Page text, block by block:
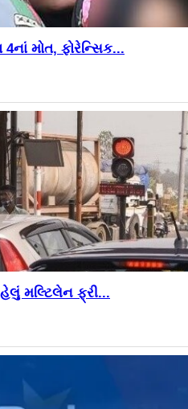
મોત, ફોરેન્સિક...
મલ્ટિલેન ફ્રી...